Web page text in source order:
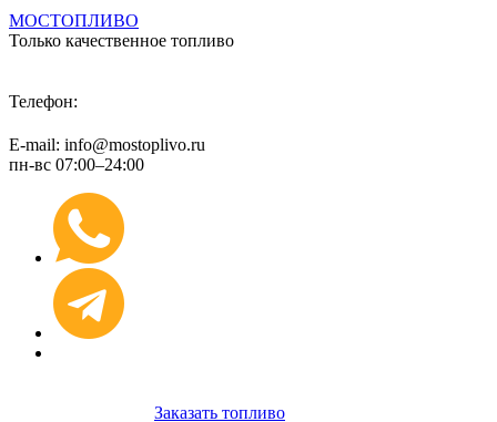
МОСТОПЛИВО
Только качественное топливо
Телефон:
E-mail: info@mostoplivo.ru
пн-вс 07:00–24:00
Заказать топливо